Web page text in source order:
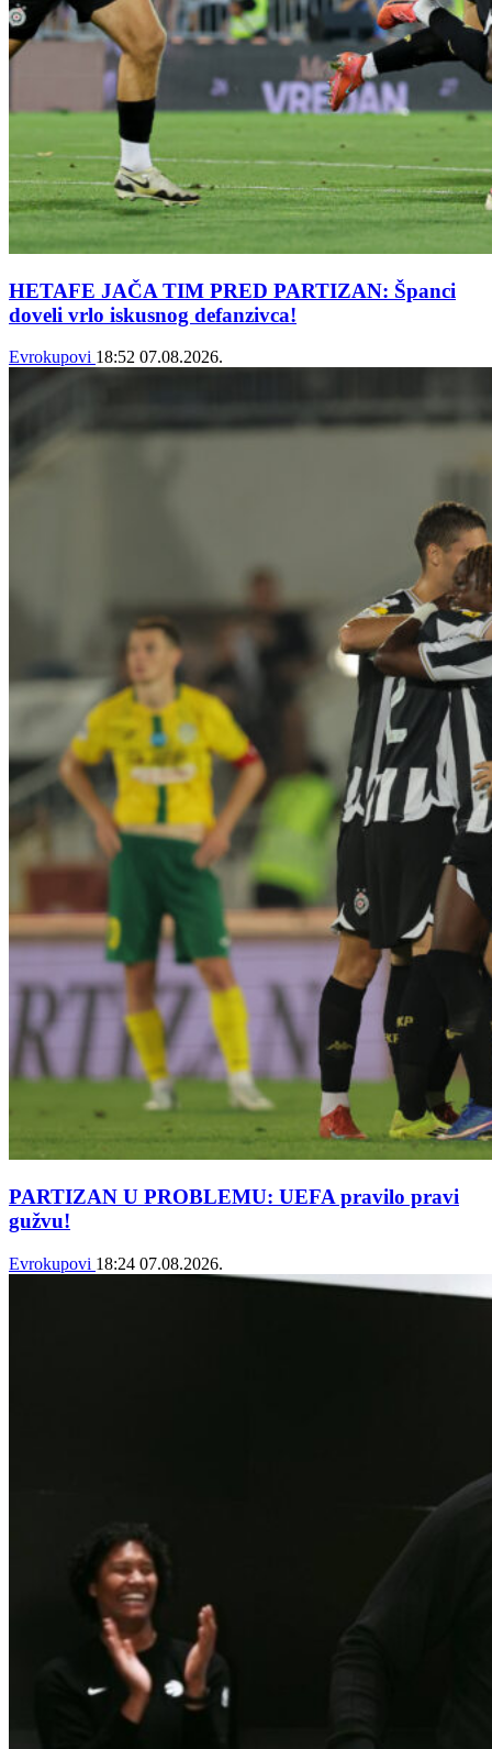
HETAFE JAČA TIM PRED PARTIZAN: Španci
doveli vrlo iskusnog defanzivca!
Evrokupovi 18:52 07.08.2026.
PARTIZAN U PROBLEMU: UEFA pravilo pravi
gužvu!
Evrokupovi 18:24 07.08.2026.